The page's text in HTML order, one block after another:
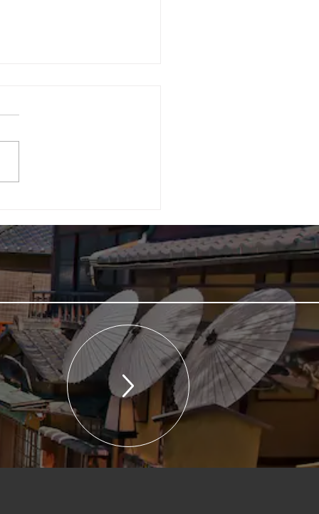
Kotoiro”是在大阪/关西
前六个月举办的一项活